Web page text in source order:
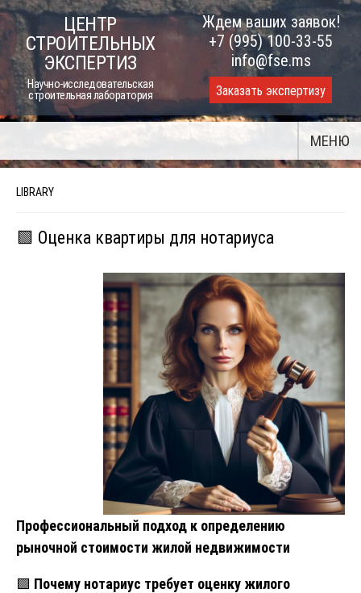
Skip
to
content
ЦЕНТР
СТРОИТЕЛЬНЫХ
ЭКСПЕРТИЗ
Научно-исследовательская
строительная лаборатория
Ждем ваших заявок!
+7 (995) 100-33-55
info@fse.ms
Заказать экспертизу
МЕНЮ
LIBRARY
🟩 Оценка квартиры для нотариуса
Профессиональный подход к определению
рыночной стоимости жилой недвижимости
🟩 Почему нотариус требует оценку жилого